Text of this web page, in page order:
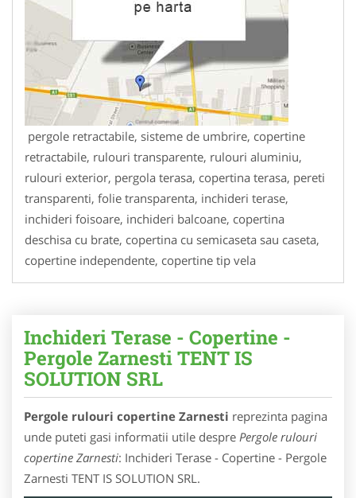
pergole retractabile, sisteme de umbrire, copertine
retractabile, rulouri transparente, rulouri aluminiu,
rulouri exterior, pergola terasa, copertina terasa, pereti
transparenti, folie transparenta, inchideri terase,
inchideri foisoare, inchideri balcoane, copertina
deschisa cu brate, copertina cu semicaseta sau caseta,
copertine independente, copertine tip vela
Inchideri Terase - Copertine -
Pergole Zarnesti TENT IS
SOLUTION SRL
Pergole rulouri copertine Zarnesti reprezinta pagina
unde puteti gasi informatii utile despre Pergole rulouri
copertine Zarnesti: Inchideri Terase - Copertine - Pergole
Zarnesti TENT IS SOLUTION SRL.